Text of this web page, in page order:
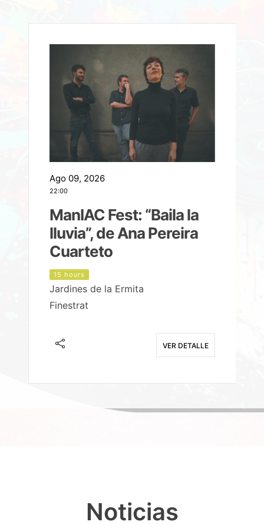
Ago 09, 2026
22:00
ManIAC Fest: “Baila la
lluvia”, de Ana Pereira
Cuarteto
15 hours
Jardines de la Ermita
Finestrat
VER DETALLE
Noticias